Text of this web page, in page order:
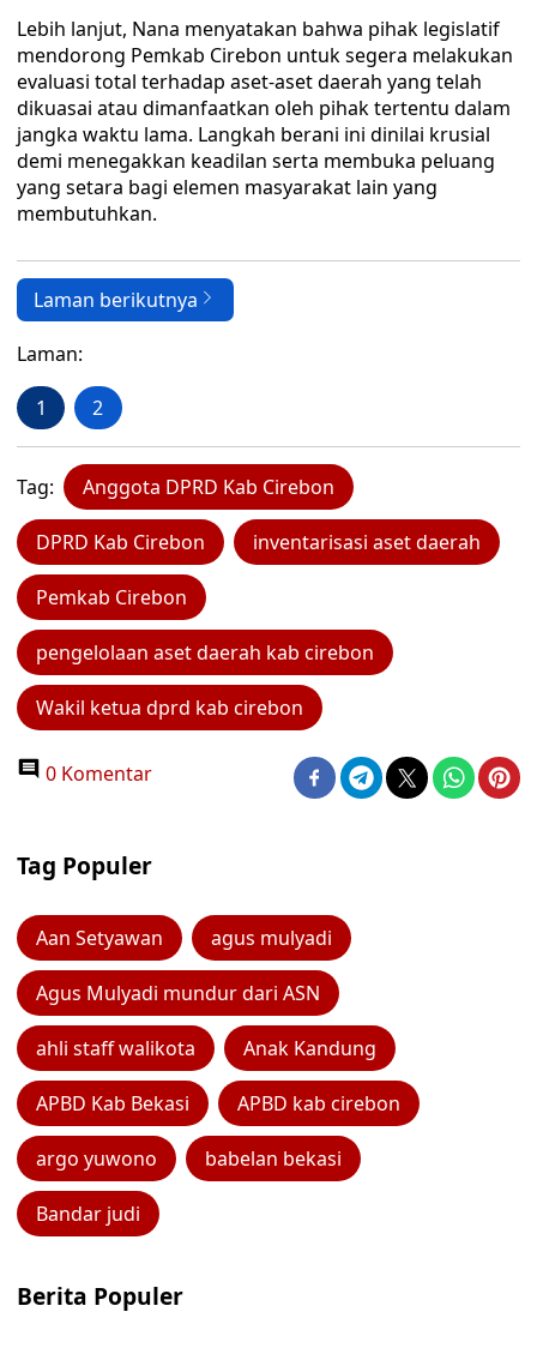
Lebih lanjut, Nana menyatakan bahwa pihak legislatif
mendorong Pemkab Cirebon untuk segera melakukan
evaluasi total terhadap aset-aset daerah yang telah
dikuasai atau dimanfaatkan oleh pihak tertentu dalam
jangka waktu lama. Langkah berani ini dinilai krusial
demi menegakkan keadilan serta membuka peluang
yang setara bagi elemen masyarakat lain yang
membutuhkan.
Laman berikutnya
Laman:
1 2
Tag: Anggota DPRD Kab Cirebon
DPRD Kab Cirebon inventarisasi aset daerah
Pemkab Cirebon
pengelolaan aset daerah kab cirebon
Wakil ketua dprd kab cirebon
0 Komentar
Tag Populer
Aan Setyawan agus mulyadi
Agus Mulyadi mundur dari ASN
ahli staff walikota Anak Kandung
APBD Kab Bekasi APBD kab cirebon
argo yuwono babelan bekasi
Bandar judi
Berita Populer